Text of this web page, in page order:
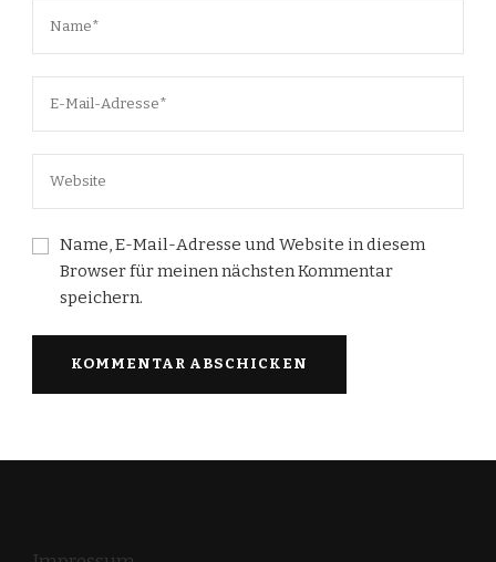
Name, E-Mail-Adresse und Website in diesem
Browser für meinen nächsten Kommentar
speichern.